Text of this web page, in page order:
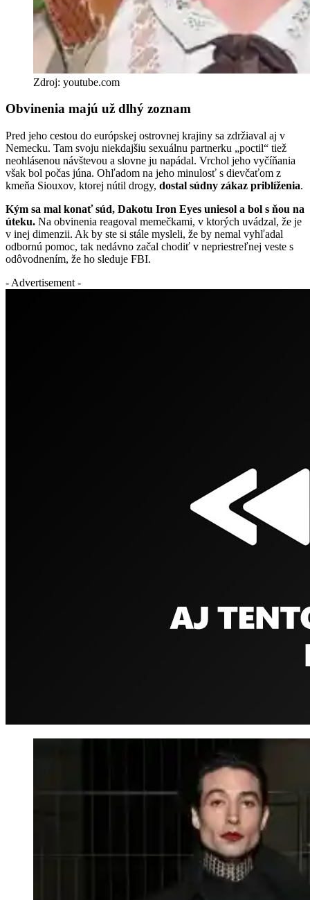
Zdroj: youtube.com
Obvinenia majú už dlhý zoznam
Pred jeho cestou do európskej ostrovnej krajiny sa zdržiaval aj v
Nemecku. Tam svoju niekdajšiu sexuálnu partnerku „poctil“ tiež
neohlásenou návštevou a slovne ju napádal. Vrchol jeho vyčíňania
však bol počas júna. Ohľadom na jeho minulosť s dievčaťom z
kmeňa Siouxov, ktorej nútil drogy, dostal súdny zákaz priblíženia.
Kým sa mal konať súd, Dakotu Iron Eyes uniesol a bol s ňou na
úteku. Na obvinenia reagoval memečkami, v ktorých uvádzal, že je
v inej dimenzii. Ak by ste si stále mysleli, že by nemal vyhľadal
odbornú pomoc, tak nedávno začal chodiť v nepriestreľnej veste s
odôvodnením, že ho sleduje FBI.
- Advertisement -